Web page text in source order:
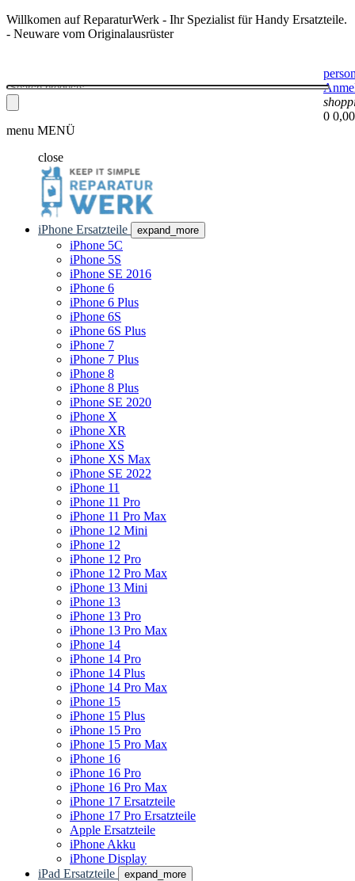
Willkomen auf ReparaturWerk - Ihr Spezialist für Handy Ersatzteile.
- Neuware vom Originalausrüster
0
menu MENÜ
close
iPhone Ersatzteile expand_more
iPhone 5C
iPhone 5S
iPhone SE 2016
iPhone 6
iPhone 6 Plus
iPhone 6S
iPhone 6S Plus
iPhone 7
iPhone 7 Plus
iPhone 8
iPhone 8 Plus
iPhone SE 2020
iPhone X
iPhone XR
iPhone XS
iPhone XS Max
iPhone SE 2022
iPhone 11
iPhone 11 Pro
iPhone 11 Pro Max
iPhone 12 Mini
iPhone 12
iPhone 12 Pro
iPhone 12 Pro Max
iPhone 13 Mini
iPhone 13
iPhone 13 Pro
iPhone 13 Pro Max
iPhone 14
iPhone 14 Pro
iPhone 14 Plus
iPhone 14 Pro Max
iPhone 15
iPhone 15 Plus
iPhone 15 Pro
iPhone 15 Pro Max
iPhone 16
iPhone 16 Pro
iPhone 16 Pro Max
iPhone 17 Ersatzteile
iPhone 17 Pro Ersatzteile
Apple Ersatzteile
iPhone Akku
iPhone Display
iPad Ersatzteile
expand_more